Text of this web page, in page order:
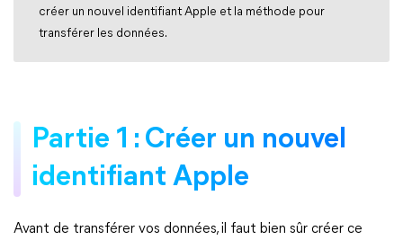
créer un nouvel identifiant Apple et la méthode pour
transférer les données.
Partie 1 : Créer un nouvel
identifiant Apple
Avant de transférer vos données, il faut bien sûr créer ce